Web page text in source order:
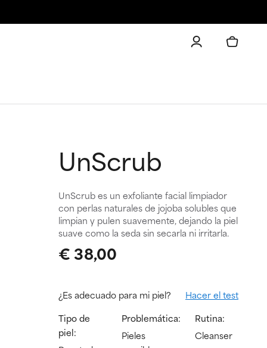
UnScrub
UnScrub es un exfoliante facial limpiador
con perlas naturales de jojoba solubles que
limpian y pulen suavemente, dejando la piel
suave como la seda sin secarla ni irritarla.
€ 38,00
¿Es adecuado para mi piel?
Hacer el test
Tipo de
piel:
Problemática:
Pieles
Rutina:
Cleanser